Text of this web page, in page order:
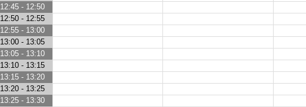
12:45 - 12:50
12:50 - 12:55
12:55 - 13:00
13:00 - 13:05
13:05 - 13:10
13:10 - 13:15
13:15 - 13:20
13:20 - 13:25
13:25 - 13:30